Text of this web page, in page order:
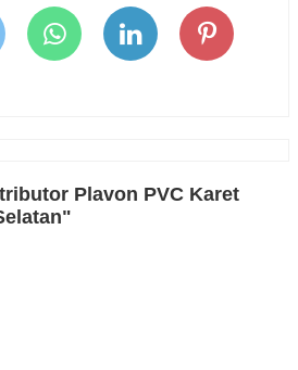
Plavon PVC Karet